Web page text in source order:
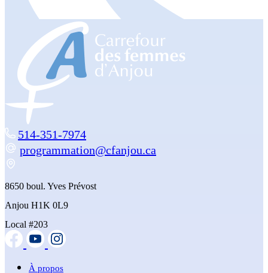
514-351-7974
programmation@cfanjou.ca
8650 boul. Yves Prévost
Anjou H1K 0L9
Local #203
À propos